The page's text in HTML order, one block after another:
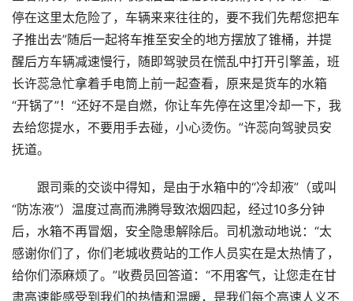
停在这里太危险了，车辆来来往往的，要不我们先帮您把车
子推出去”随后一起将车推至安全的地方摆放了锥桶，并提
醒后方车辆减速慢行，随即驾驶员在慌乱中打开引擎盖，班
长许蕊急忙拿着手电筒上前一起查看，原来是货车的水箱
“开锅了”！“还好不是自燃，你让车先停在这里冷却一下，我
去给您提水，不要用手去碰，小心烫伤。”许蕊向驾驶员安
抚道。
跟司乘的交谈中得知，是由于水箱中的“冷却液”（或叫
“防冻液”）温度过高而沸腾导致浓烟四起，经过10多分钟
后，水箱不再冒烟，安全隐患解除后。司机激动地说：“太
感谢你们了，你们老城收费站的工作人员实在是太热情了，
给你们添麻烦了。”收费员回答道：“不用客气，让您走在甘
肃高速能感受到我们的热情和温暖，是我们每个高速人义不